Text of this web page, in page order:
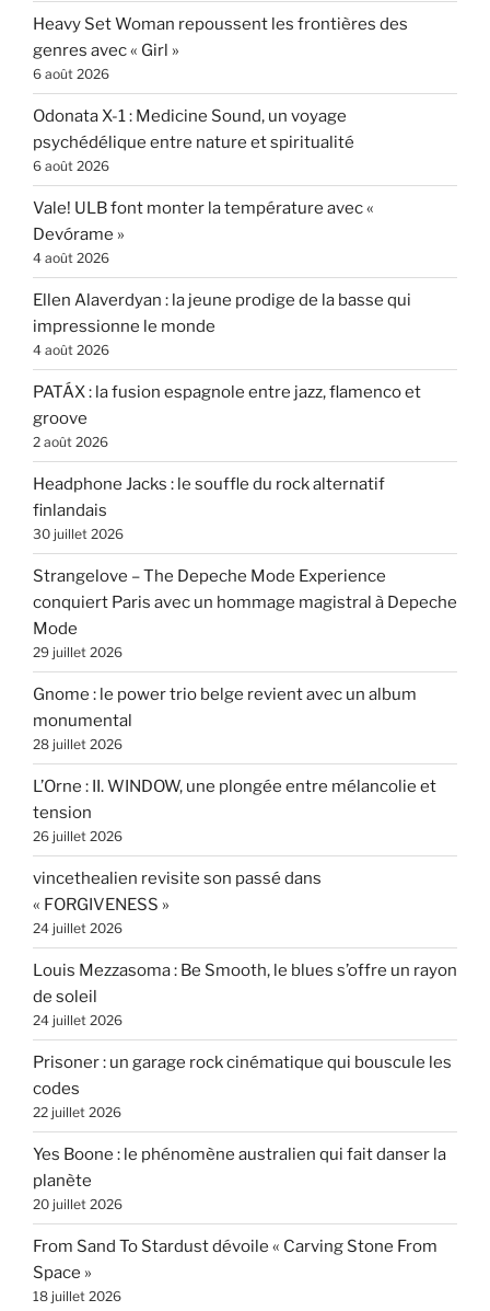
Heavy Set Woman repoussent les frontières des
genres avec « Girl »
6 août 2026
Odonata X-1 : Medicine Sound, un voyage
psychédélique entre nature et spiritualité
6 août 2026
Vale! ULB font monter la température avec «
Devórame »
4 août 2026
Ellen Alaverdyan : la jeune prodige de la basse qui
impressionne le monde
4 août 2026
PATÁX : la fusion espagnole entre jazz, flamenco et
groove
2 août 2026
Headphone Jacks : le souffle du rock alternatif
finlandais
30 juillet 2026
Strangelove – The Depeche Mode Experience
conquiert Paris avec un hommage magistral à Depeche
Mode
29 juillet 2026
Gnome : le power trio belge revient avec un album
monumental
28 juillet 2026
L’Orne : II. WINDOW, une plongée entre mélancolie et
tension
26 juillet 2026
vincethealien revisite son passé dans
« FORGIVENESS »
24 juillet 2026
Louis Mezzasoma : Be Smooth, le blues s’offre un rayon
de soleil
24 juillet 2026
Prisoner : un garage rock cinématique qui bouscule les
codes
22 juillet 2026
Yes Boone : le phénomène australien qui fait danser la
planète
20 juillet 2026
From Sand To Stardust dévoile « Carving Stone From
Space »
18 juillet 2026